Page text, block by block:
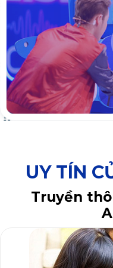
UY TÍN
Truyền